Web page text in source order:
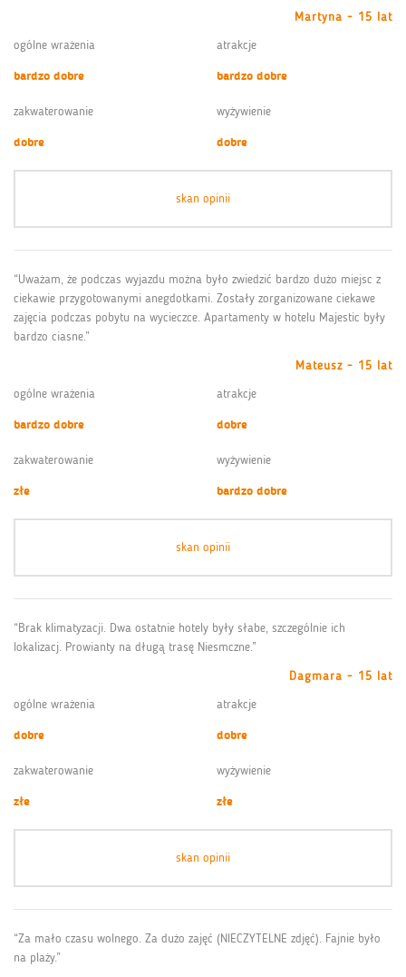
Martyna - 15 lat
ogólne wrażenia
bardzo dobre
atrakcje
bardzo dobre
zakwaterowanie
dobre
wyżywienie
dobre
skan opinii
“Uważam, że podczas wyjazdu można było zwiedzić bardzo dużo miejsc z
ciekawie przygotowanymi anegdotkami. Zostały zorganizowane ciekawe
zajęcia podczas pobytu na wycieczce. Apartamenty w hotelu Majestic były
bardzo ciasne.”
Mateusz - 15 lat
ogólne wrażenia
bardzo dobre
atrakcje
dobre
zakwaterowanie
złe
wyżywienie
bardzo dobre
skan opinii
“Brak klimatyzacji. Dwa ostatnie hotely były słabe, szczególnie ich
lokalizacj. Prowianty na długą trasę Niesmczne.”
Dagmara - 15 lat
ogólne wrażenia
dobre
atrakcje
dobre
zakwaterowanie
złe
wyżywienie
złe
skan opinii
“Za mało czasu wolnego. Za dużo zajęć (NIECZYTELNE zdjęć). Fajnie było
na plaży.”